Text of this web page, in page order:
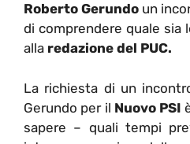
Roberto Gerundo un
di comprendere quale sia
alla redazione del PUC.
La richiesta di un
Gerundo per il Nuovo PSI
sapere – quali tempi